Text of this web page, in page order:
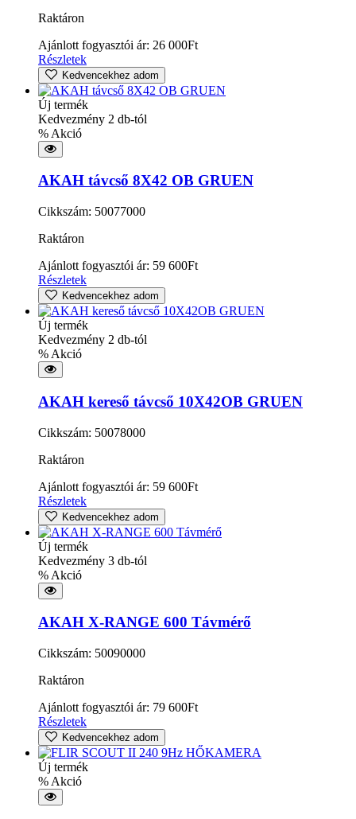
Raktáron
Ajánlott fogyasztói ár: 26 000Ft
Részletek
Kedvencekhez adom
Új termék
Kedvezmény 2 db-tól
% Akció
AKAH távcső 8X42 OB GRUEN
Cikkszám: 50077000
Raktáron
Ajánlott fogyasztói ár: 59 600Ft
Részletek
Kedvencekhez adom
Új termék
Kedvezmény 2 db-tól
% Akció
AKAH kereső távcső 10X42OB GRUEN
Cikkszám: 50078000
Raktáron
Ajánlott fogyasztói ár: 59 600Ft
Részletek
Kedvencekhez adom
Új termék
Kedvezmény 3 db-tól
% Akció
AKAH X-RANGE 600 Távmérő
Cikkszám: 50090000
Raktáron
Ajánlott fogyasztói ár: 79 600Ft
Részletek
Kedvencekhez adom
Új termék
% Akció